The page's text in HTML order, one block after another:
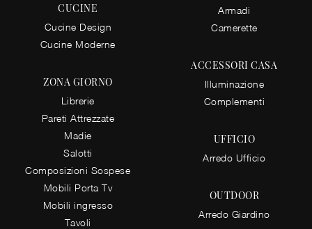
CUCINE
Cucine Design
Cucine Moderne
ZONA GIORNO
Librerie
Pareti Attrezzate
Madie
Salotti
Composizioni Sospese
Mobili Porta Tv
Mobili ingresso
Tavoli
Armadi
Camerette
ACCESSORI CASA
Illuminazione
Complementi
UFFICIO
Arredo Ufficio
OUTDOOR
Arredo Giardino